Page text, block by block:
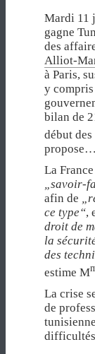
Mardi 11
gagne
des
Alliot-
à Paris,
y compris
bilan de
début
La
„savoir-
afin de
ce type“,
droit de
la
des
estime M
La crise
de